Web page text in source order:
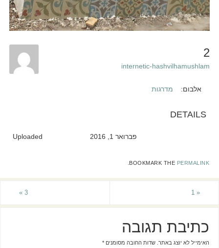
2
internetic-hashvilhamushlam
אלבום: מדרגות
DETAILS
Uploaded פברואר 1, 2016
BOOKMARK THE PERMALINK
«
1
3
»
כתיבת תגובה
האימייל לא יוצג באתר. שדות החובה מסומנים *